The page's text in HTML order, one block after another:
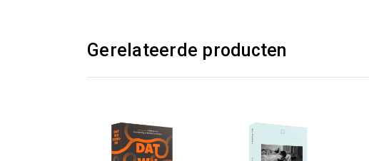
Gerelateerde producten